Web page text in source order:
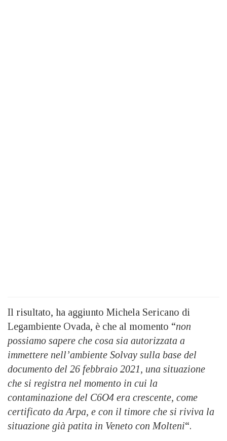
Il risultato, ha aggiunto Michela Sericano di
Legambiente Ovada, è che al momento “non
possiamo sapere che cosa sia autorizzata a
immettere nell’ambiente Solvay sulla base del
documento del 26 febbraio 2021, una situazione
che si registra nel momento in cui la
contaminazione del C6O4 era crescente, come
certificato da Arpa, e con il timore che si riviva la
situazione già patita in Veneto con Molteni“.